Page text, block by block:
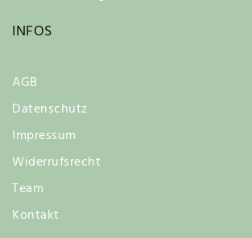
INFOS
AGB
Datenschutz
Impressum
Widerrufsrecht
Team
Kontakt